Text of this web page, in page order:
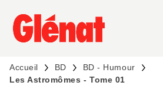
MENU RECHERCHE
PIED DE PAGE
Accueil BD
BD - Humour
Les Astromômes - Tome 01